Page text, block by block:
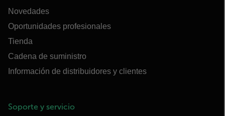
Novedades
Oportunidades profesionales
Tienda
Cadena de suministro
Información de distribuidores y clientes
Soporte y servicio